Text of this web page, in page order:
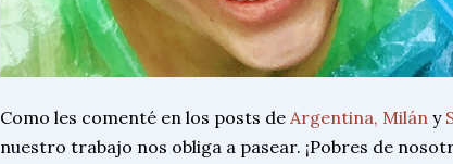
Como les comenté en los posts de Argentina, Milán y
nuestro trabajo nos obliga a pasear. ¡Pobres de